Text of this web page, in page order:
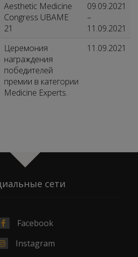
Aesthetic Medicine
Congress UBAME
21
09.09.2021
–
11.09.2021
Церемония
награждения
победителей
премии в категории
Medicine Experts.
11.09.2021
сети
Facebook
Instagram